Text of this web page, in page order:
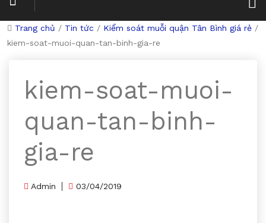
Trang chủ / Tin tức / Kiểm soát muỗi quận Tân Bình giá rẻ /
kiem-soat-muoi-quan-tan-binh-gia-re
kiem-soat-muoi-
quan-tan-binh-
gia-re
Admin 03/04/2019